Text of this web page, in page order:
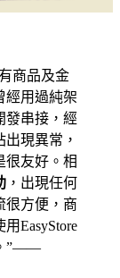
商品及金
經用過純架
發串接，經
現異常，
很友好。相
，出現任何
很方便，商
EasyStore
”——